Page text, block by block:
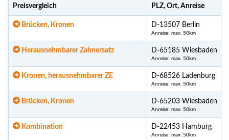
Preisvergleich PLZ, Ort, Anreise
Brücken, Kronen D-13507 Berlin
Anreise: max. 50km
Herausnehmbarer Zahnersatz D-65185 Wiesbaden
Anreise: max. 50km
Kronen, herausnehmbarer ZE D-68526 Ladenburg
Anreise: max. 50km
Brücken, Kronen D-65203 Wiesbaden
Anreise: max. 50km
Kombination D-22453 Hamburg
Anreise: max. 50km